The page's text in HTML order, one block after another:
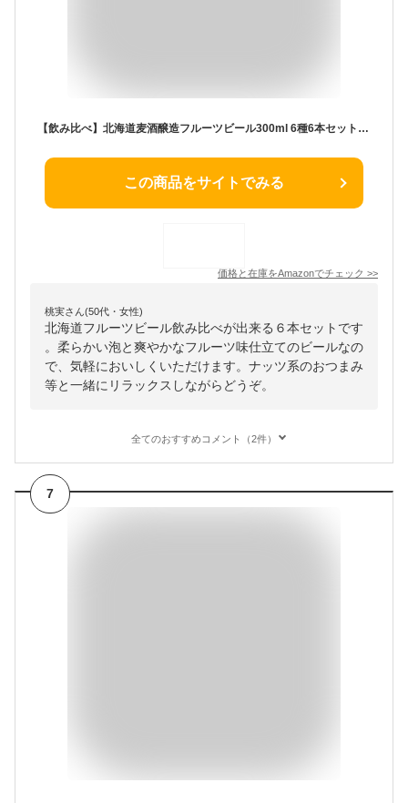
【飲み比べ】北海道麦酒醸造フルーツビール300ml 6種6本セット 愛宕小西オリジナル 自分用・ギフトにもおすすめ
この商品をサイトでみる
価格と在庫をAmazonでチェック >>
桃実さん(50代・女性)
北海道フルーツビール飲み比べが出来る６本セットです
。柔らかい泡と爽やかなフルーツ味仕立てのビールなの
で、気軽においしくいただけます。ナッツ系のおつまみ
等と一緒にリラックスしながらどうぞ。
全てのおすすめコメント（2件）
7